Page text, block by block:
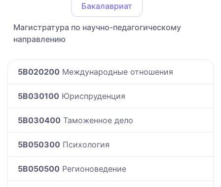
Бакалавриат
Магистратура по научно-педагогическому
направлению
5B020200 Международные отношения
5B030100 Юриспруденция
5B030400 Таможенное дело
5B050300 Психология
5B050500 Регионоведение